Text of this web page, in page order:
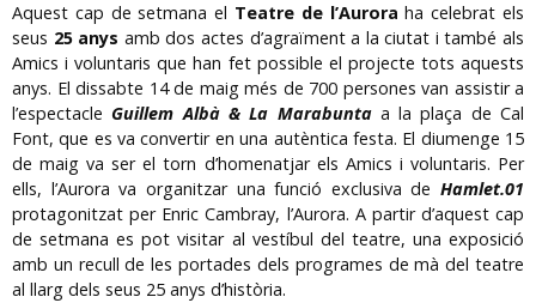
Aquest cap de setmana el Teatre de l’Aurora ha celebrat els
seus 25 anys amb dos actes d’agraïment a la ciutat i també als
Amics i voluntaris que han fet possible el projecte tots aquests
anys. El dissabte 14 de maig més de 700 persones van assistir a
l’espectacle Guillem Albà & La Marabunta a la plaça de Cal
Font, que es va convertir en una autèntica festa. El diumenge 15
de maig va ser el torn d’homenatjar els Amics i voluntaris. Per
ells, l’Aurora va organitzar una funció exclusiva de Hamlet.01
protagonitzat per Enric Cambray, l’Aurora. A partir d’aquest cap
de setmana es pot visitar al vestíbul del teatre, una exposició
amb un recull de les portades dels programes de mà del teatre
al llarg dels seus 25 anys d’història.